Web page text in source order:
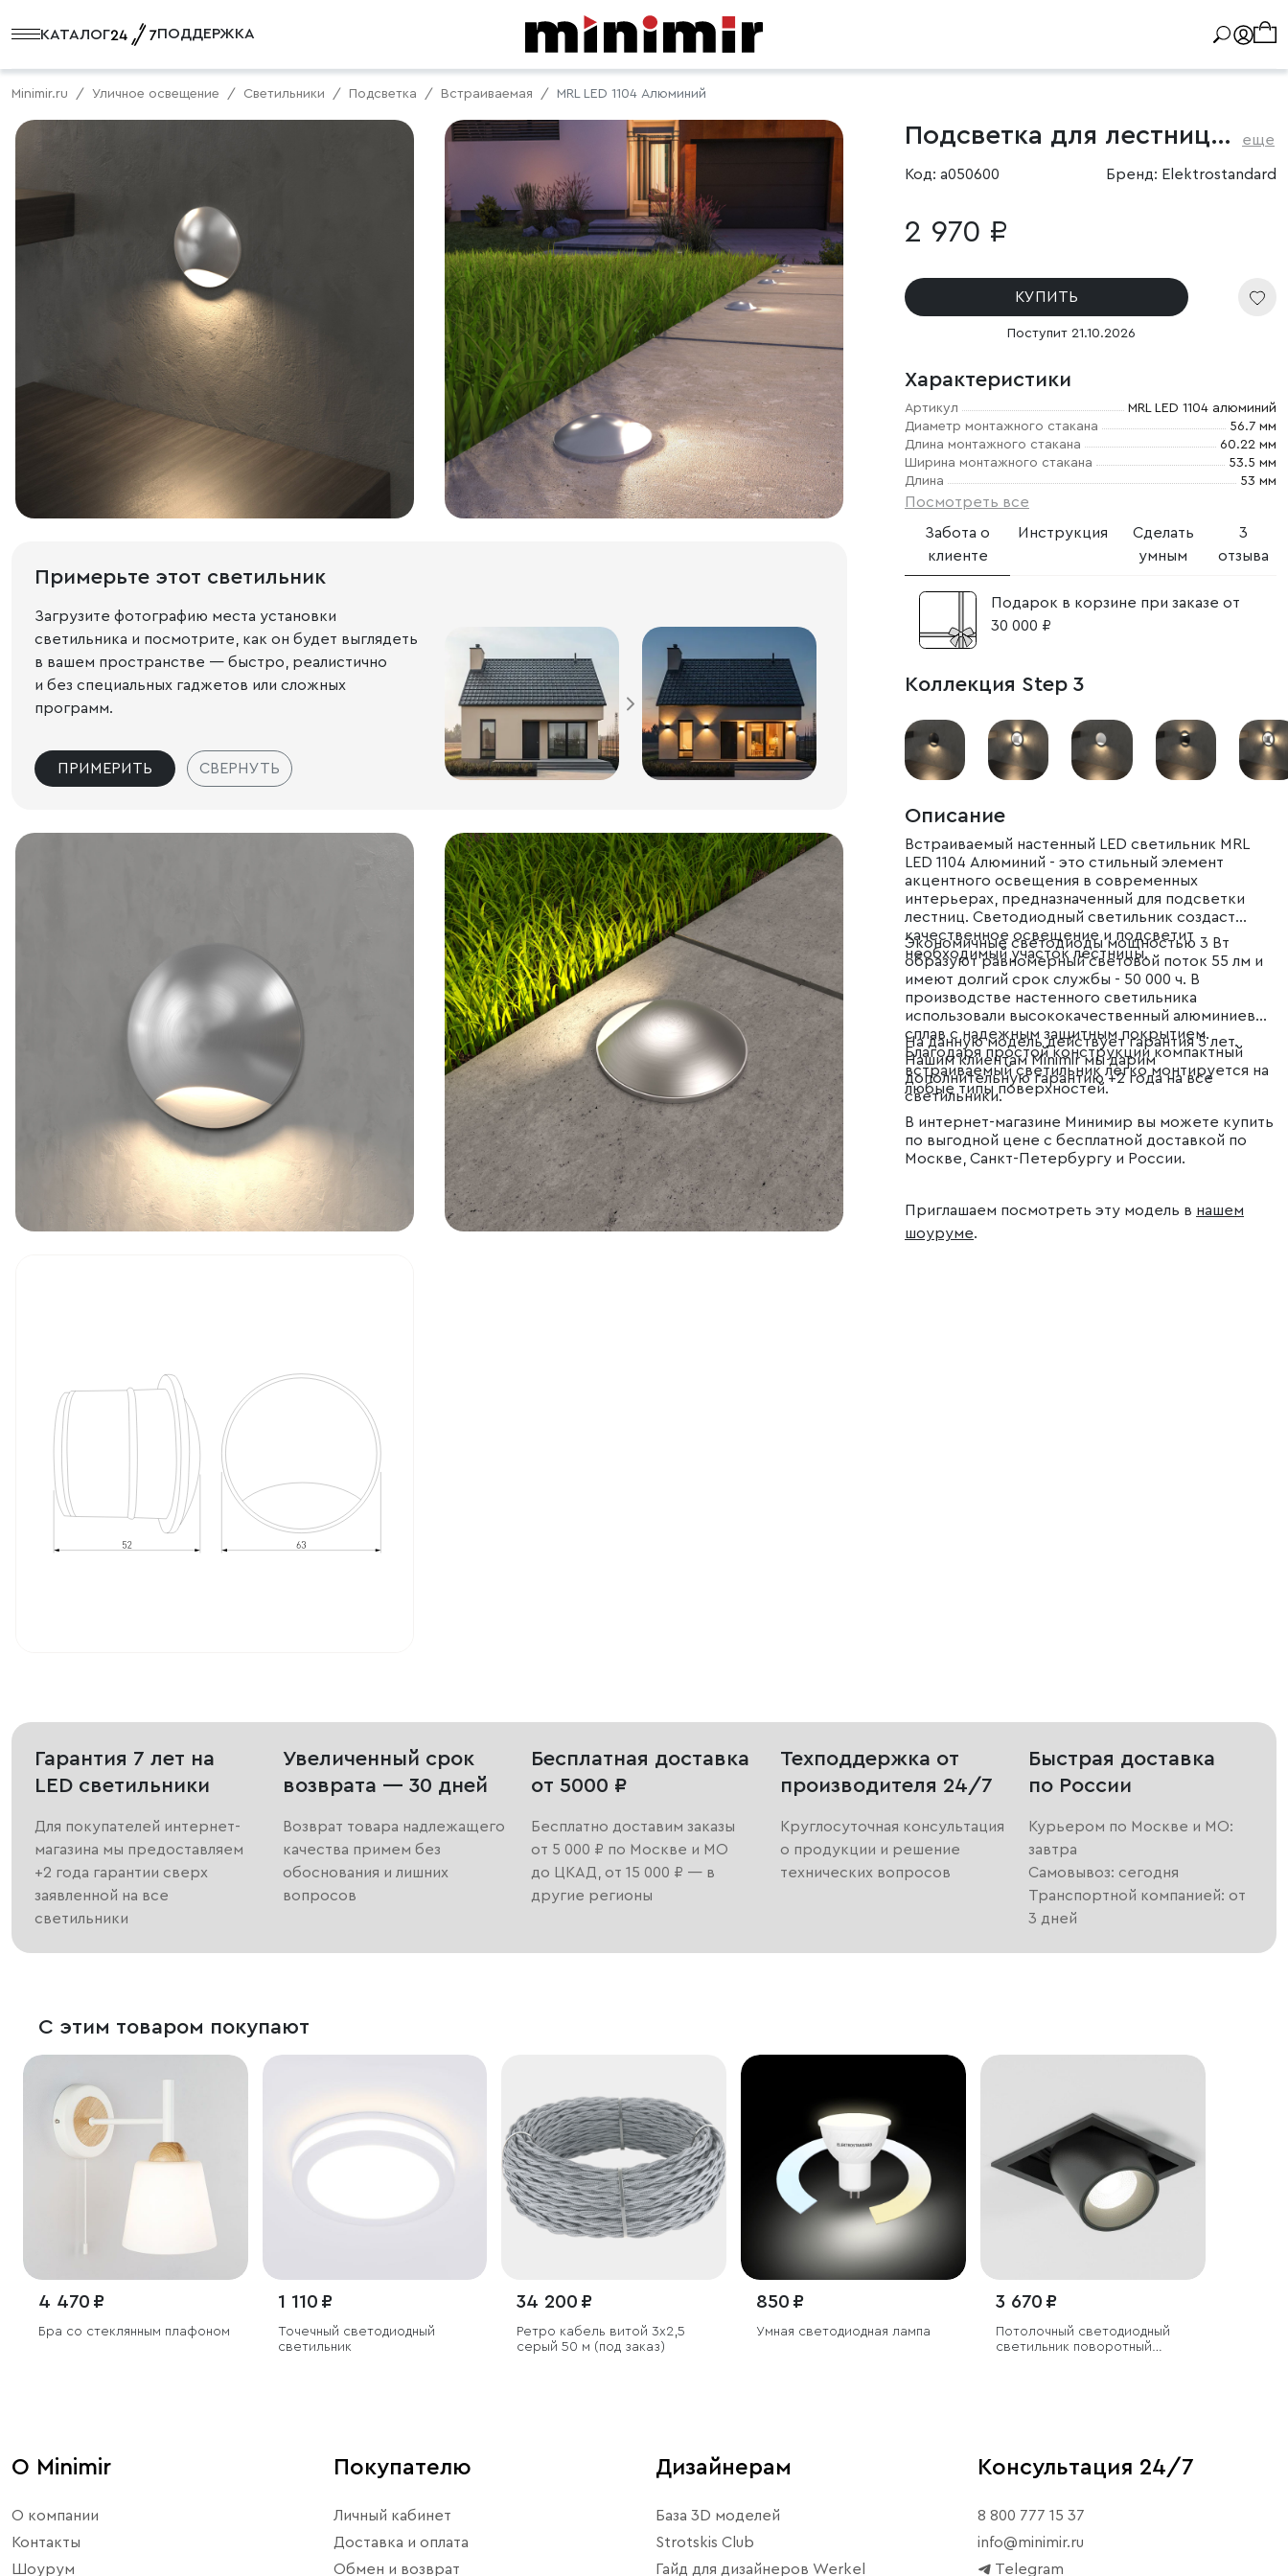
КАТАЛОГ ПОДДЕРЖКА
Minimir.ru Уличное освещение Светильники Подсветка Встраиваемая MRL LED 1104 Алюминий
Примерьте этот светильник
Загрузите фотографию места установки
светильника и посмотрите, как он будет выглядеть
в вашем пространстве — быстро, реалистично
и без специальных гаджетов или сложных
программ.
ПРИМЕРИТЬ СВЕРНУТЬ
Подсветка для лестниц и дорожек алюминий еще
Код: a050600 Бренд: Elektrostandard
2 970 ₽
КУПИТЬ
Поступит 21.10.2026
Характеристики
Артикул
MRL LED 1104 алюминий
Диаметр монтажного стакана
56.7 мм
Длина монтажного стакана
60.22 мм
Ширина монтажного стакана
53.5 мм
Длина
53 мм
Посмотреть все
Забота о
клиенте
Инструкция
Сделать
умным
3
отзыва
Подарок в корзине при заказе от
30 000 ₽
Коллекция Step 3
Описание
Встраиваемый настенный LED светильник MRL
LED 1104 Алюминий - это стильный элемент
акцентного освещения в современных
интерьерах, предназначенный для подсветки
лестниц. Светодиодный светильник создаст
качественное освещение и подсветит
необходимый участок лестницы.
Экономичные светодиоды мощностью 3 Вт
образуют равномерный световой поток 55 лм и
имеют долгий срок службы - 50 000 ч. В
производстве настенного светильника
использовали высококачественный алюминиевый
сплав с надежным защитным покрытием.
Благодаря простой конструкции компактный
встраиваемый светильник легко монтируется на
любые типы поверхностей.
На данную модель действует гарантия 5 лет.
Нашим клиентам Minimir мы дарим
дополнительную гарантию +2 года на все
светильники.
В интернет-магазине Минимир вы можете купить
по выгодной цене с бесплатной доставкой по
Москве, Санкт-Петербургу и России.
Приглашаем посмотреть эту модель в нашем
шоуруме.
Гарантия 7 лет на
LED светильники
Для покупателей интернет-
магазина мы предоставляем
+2 года гарантии сверх
заявленной на все
светильники
Увеличенный срок
возврата — 30 дней
Возврат товара надлежащего
качества примем без
обоснования и лишних
вопросов
Бесплатная доставка
от 5000 ₽
Бесплатно доставим заказы
от 5 000 ₽ по Москве и МО
до ЦКАД, от 15 000 ₽ — в
другие регионы
Техподдержка от
производителя 24/7
Круглосуточная консультация
о продукции и решение
технических вопросов
Быстрая доставка
по России
Курьером по Москве и МО:
завтра
Самовывоз: сегодня
Транспортной компанией: от
3 дней
С этим товаром покупают
4 470 ₽
Бра со стеклянным плафоном
1 110 ₽
Точечный светодиодный
светильник
34 200 ₽
Ретро кабель витой 3х2,5
серый 50 м (под заказ)
850 ₽
Умная светодиодная лампа
3 670 ₽
Потолочный светодиодный
светильник поворотный
О Minimir
О компании
Контакты
Шоурум
Покупателю
Личный кабинет
Доставка и оплата
Обмен и возврат
Дизайнерам
База 3D моделей
Strotskis Club
Гайд для дизайнеров Werkel
Консультация 24/7
8 800 777 15 37
info@minimir.ru
Telegram